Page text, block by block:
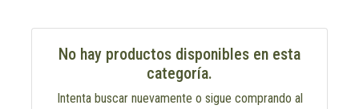
No hay productos disponibles en esta
categoría.
Intenta buscar nuevamente o sigue comprando al